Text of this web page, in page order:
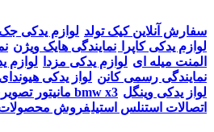
سفارش آنلاین کیک تولد لوازم یدکی جک
لوازم یدکی کاپرا
نمایندگی هایک ویژن
المنت میله ای لوازم یدکی مزدا
لوازم
نمایندگی رسمی کانن لواز یدکی هیوندای
مانیتور تصویری bmw x3 لواز یدکی وینگل
اتصالات استنلس استیلفروش محصولات